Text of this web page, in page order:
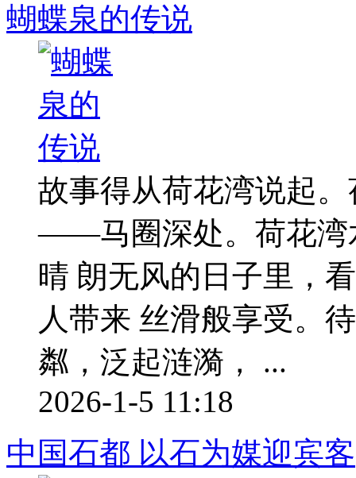
蝴蝶泉的传说
故事得从荷花湾说起
——马圈深处。荷花湾
晴 朗无风的日子里，
人带来 丝滑般享受。
粼，泛起涟漪， ...
2026-1-5 11:18
中国石都 以石为媒迎宾客